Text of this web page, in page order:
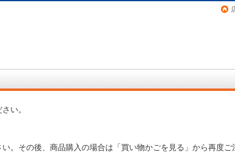
い。
。その後、商品購入の場合は「買い物かごを見る」から再度ご